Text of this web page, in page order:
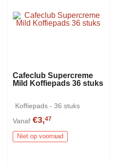
Cafeclub Supercreme
Mild Koffiepads 36 stuks
Koffiepads - 36 stuks
Vanaf €3,47
Niet op voorraad